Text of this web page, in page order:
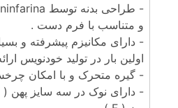
و متناسب با فرم دست .
- دارای مکانیزم پیشرفته و
اولین بار در تولید خودنویس
- گیره متحرک و با امکان